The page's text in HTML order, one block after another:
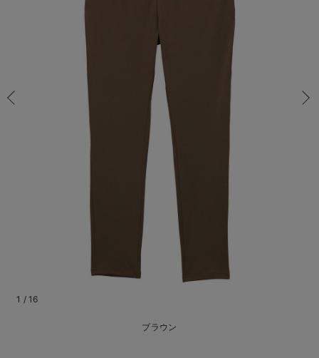
マタニティ スカート
マタニティ トップス
マタニティ アウター（コート）・ママコート
マタニティ ショーツ
妊婦帯・腹帯・産前ガードル
マタニティ 授乳 キャミソール
産褥ショーツ
骨盤・マタニティベルト （妊娠中・産後）
マタニティ オフィス 通勤服
マタニティ ドレス（結婚式・お呼ばれ）
マタニティ フォーマル パンツ・ボトムス
マタニティレギンス
【アウトレット】トップス・授乳トップス
【アウトレット】ボトムス
【アウトレット】パジャマ
【アウトレット】インナー
冷房対策
快適機能ウェア特集 パジャマ
トップス
パンツ
スカート
【37周年祭セール】
【〜10℃】3月中旬
涼しくて可愛い「ワ
デニム
レギンス
オフィス
きれいめトップス派
きれいめスカート派
きれいめ美脚パンツ派
マタニティインナー
ベビー
【オフィスカジュア
パンツタイプ
【フォーマル】ボト
【フォーマル】トッ
【ベビー】半袖
【ベビー】グッズ
2WAYオール
コンビ肌着
短肌着
快適ウェア10%OFF
Aライン ・フレアワ
Iライン ・タイトシ
ジャンパースカート/
〜5,000円（税込）
〜10,000円（税込）
10,001円（税込）〜
女の子におススメの
綿混素材
腹巻・ひざ上パンツ
保温&リカバリー
赤ちゃんへ使うもの
産後に使うグッズ
【冬のあったか特集
【冬のあったか特集
【冬のあったか特集
ブラウン
1 / 16
カートに入れる
M-L/在庫なし
売り切れ
L-LL/在庫なし
売り切れ